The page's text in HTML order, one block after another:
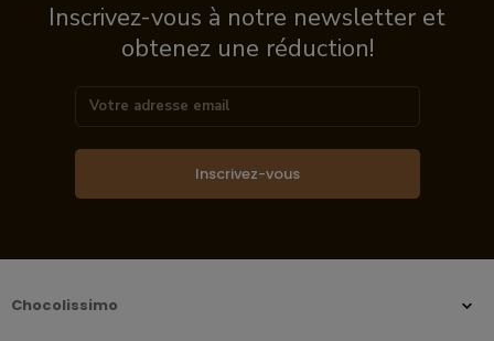
Inscrivez-vous à notre newsletter et
obtenez une réduction!
Inscrivez-vous
Chocolissimo